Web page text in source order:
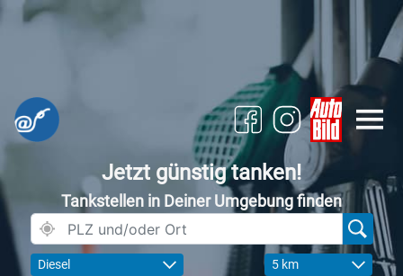
Jetzt günstig tanken!
Tankstellen in Deiner Umgebung finden
Diesel 5 km